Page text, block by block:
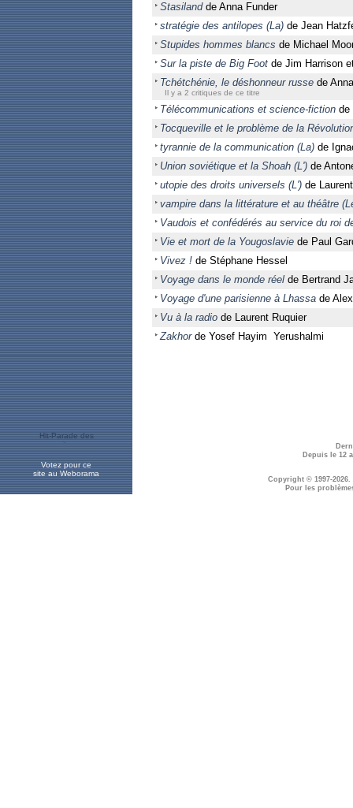
Stasilandde Anna Funder
stratégie des antilopes (La) de Jean
Stupides hommes blancs de Michael
Sur la piste de Big Foot de Jim Harrison
Tchétchénie, le déshonneur russe de
Il y a 2 critiques de ce titre
Télécommunications et science-fiction de
Tocqueville et le problème de la
tyrannie de la communication (La) de
Union soviétique et la Shoah (L') de
utopie des droits universels (L') de
vampire dans la littérature et au théâtre
Vaudois et confédérés au service du roi
Vie et mort de la Yougoslavie de Paul
Vivez ! de Stéphane Hessel
Voyage dans le monde réel de Bertrand
Voyage d'une parisienne à Lhassa de
Vu à la radio de Laurent Ruquier
Zakhorde Yosef Hayim Yerushalmi
Votez pour ce
site au Weborama
Depuis le 12
Copyright © 1997-2026.
Pour les